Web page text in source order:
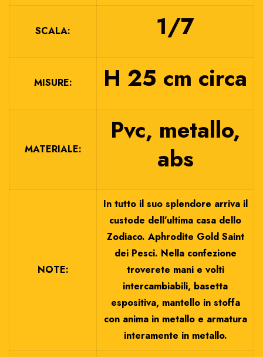
SCALA: 1/7
MISURE: H 25 cm circa
MATERIALE:
Pvc, metallo,
abs
NOTE:
In tutto il suo splendore arriva il
custode dell’ultima casa dello
Zodiaco. Aphrodite Gold Saint
dei Pesci. Nella confezione
troverete mani e volti
intercambiabili, basetta
espositiva, mantello in stoffa
con anima in metallo e armatura
interamente in metallo.